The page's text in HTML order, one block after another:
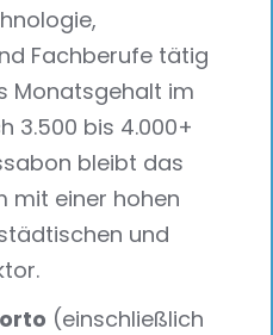
Fachberufe tätig
Monatsgehalt im
3.500 bis 4.000+
bleibt das
mit einer hohen
und
(einschließlich